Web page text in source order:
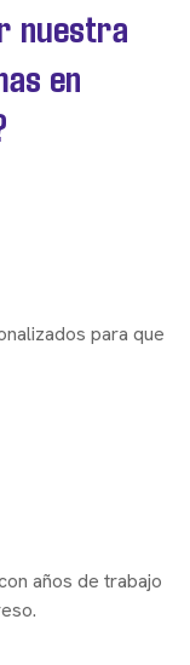
nuestra
en
para que
años de trabajo